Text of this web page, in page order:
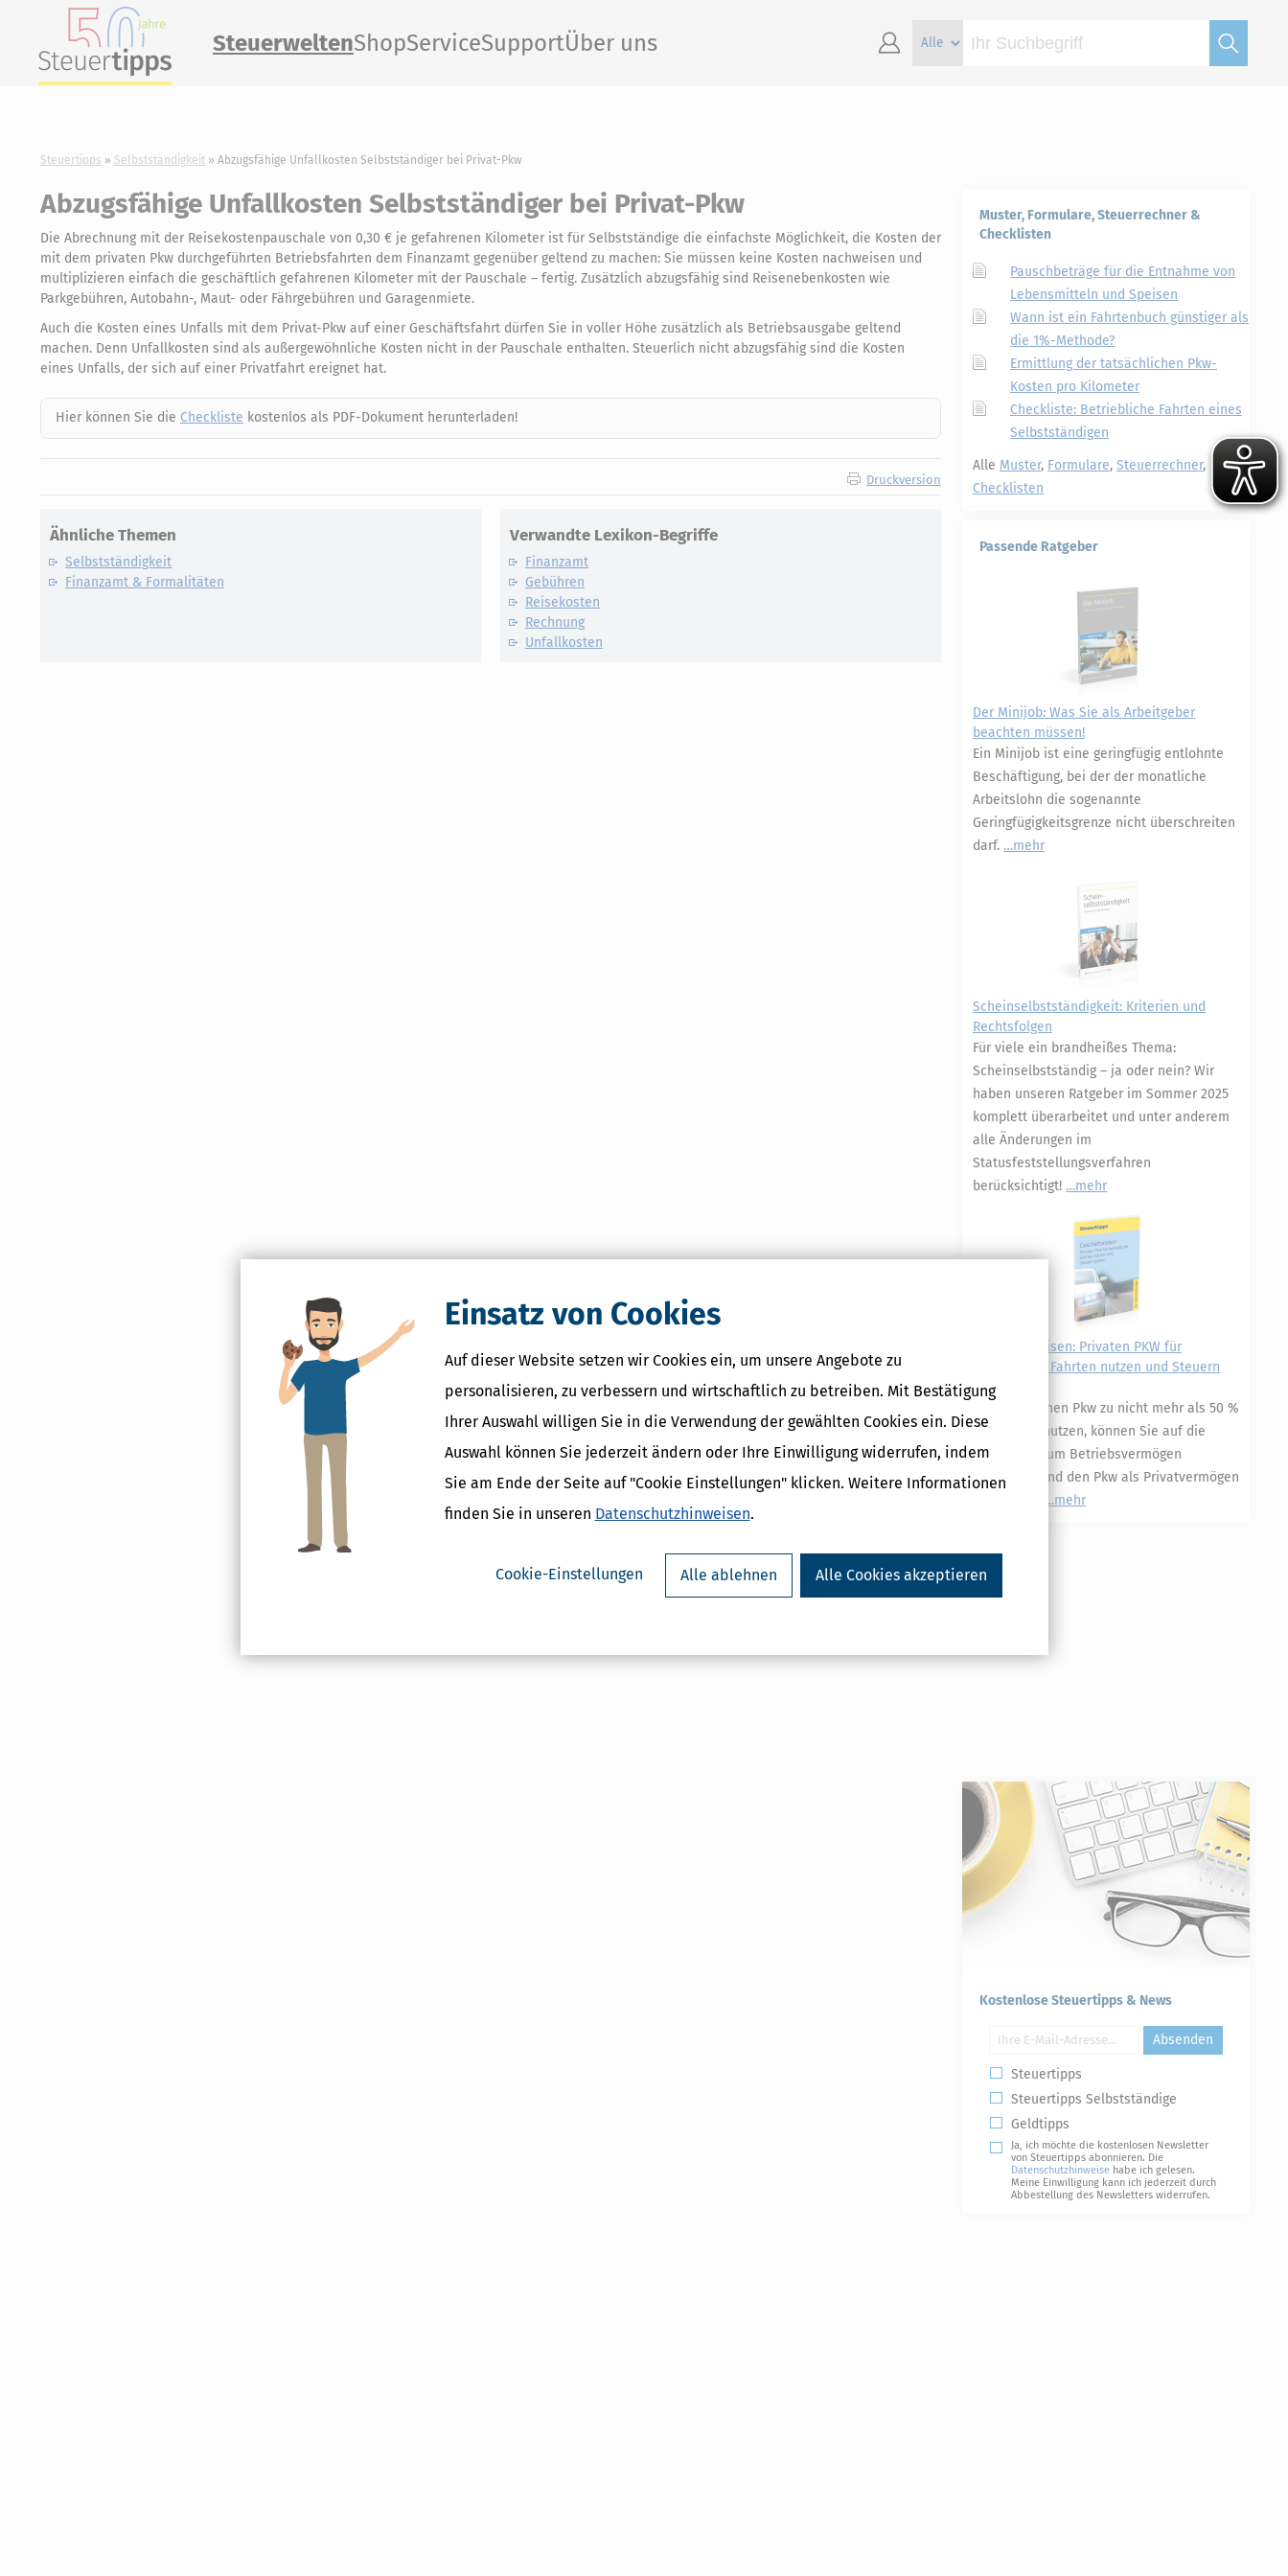
Einsatz von Cookies
Auf dieser Website setzen wir Cookies ein, um unsere Angebote zu
personalisieren, zu verbessern und wirtschaftlich zu betreiben. Mit Bestätigung
Ihrer Auswahl willigen Sie in die Verwendung der gewählten Cookies ein. Diese
Auswahl können Sie jederzeit ändern oder Ihre Einwilligung widerrufen, indem
Sie am Ende der Seite auf "Cookie Einstellungen" klicken. Weitere Informationen
finden Sie in unseren Datenschutzhinweisen.
Cookie-Einstellungen Alle ablehnen Alle Cookies akzeptieren
SteuerweltenShopServiceSupportÜber uns
Steuertipps Selbstständigkeit Abzugsfähige Unfallkosten Selbstständiger bei Privat-Pkw
Abzugsfähige Unfallkosten Selbstständiger bei Privat-Pkw
Die Abrechnung mit der Reisekostenpauschale von 0,30 € je gefahrenen Kilometer ist für Selbstständige die einfachste Möglichkeit, die Kosten der
mit dem privaten Pkw durchgeführten Betriebsfahrten dem Finanzamt gegenüber geltend zu machen: Sie müssen keine Kosten nachweisen und
multiplizieren einfach die geschäftlich gefahrenen Kilometer mit der Pauschale – fertig. Zusätzlich abzugsfähig sind Reisenebenkosten wie
Parkgebühren, Autobahn-, Maut- oder Fährgebühren und Garagenmiete.
Auch die Kosten eines Unfalls mit dem Privat-Pkw auf einer Geschäftsfahrt dürfen Sie in voller Höhe zusätzlich als Betriebsausgabe geltend
machen. Denn Unfallkosten sind als außergewöhnliche Kosten nicht in der Pauschale enthalten. Steuerlich nicht abzugsfähig sind die Kosten
eines Unfalls, der sich auf einer Privatfahrt ereignet hat.
Hier können Sie die Checkliste kostenlos als PDF-Dokument herunterladen!
Druckversion
Ähnliche Themen
Selbstständigkeit
Finanzamt & Formalitäten
Verwandte Lexikon-Begriffe
Finanzamt
Gebühren
Reisekosten
Rechnung
Unfallkosten
Muster, Formulare, Steuerrechner &
Checklisten
Pauschbeträge für die Entnahme von
Lebensmitteln und Speisen
Wann ist ein Fahrtenbuch günstiger als
die 1%-Methode?
Ermittlung der tatsächlichen Pkw-
Kosten pro Kilometer
Checkliste: Betriebliche Fahrten eines
Selbstständigen
Alle Muster, Formulare, Steuerrechner,
Checklisten
Passende Ratgeber
Der Minijob: Was Sie als Arbeitgeber
beachten müssen!
Ein Minijob ist eine geringfügig entlohnte
Beschäftigung, bei der der monatliche
Arbeitslohn die sogenannte
Geringfügigkeitsgrenze nicht überschreiten
darf.
mehr
Scheinselbstständigkeit: Kriterien und
Rechtsfolgen
Für viele ein brandheißes Thema:
Scheinselbstständig – ja oder nein? Wir
haben unseren Ratgeber im Sommer 2025
komplett überarbeitet und unter anderem
alle Änderungen im
Statusfeststellungsverfahren
berücksichtigt!
mehr
Geschäftsreisen: Privaten PKW für
betriebliche Fahrten nutzen und Steuern
sparen
Wenn Sie einen Pkw zu nicht mehr als 50 %
betrieblich nutzen, können Sie auf die
Zuordnung zum Betriebsvermögen
verzichten und den Pkw als Privatvermögen
mehr
Kostenlose Steuertipps & News
Absenden
Steuertipps
Steuertipps Selbstständige
Geldtipps
Ja, ich möchte die kostenlosen Newsletter
von Steuertipps abonnieren. Die
Datenschutzhinweise habe ich gelesen.
Meine Einwilligung kann ich jederzeit durch
Abbestellung des Newsletters widerrufen.